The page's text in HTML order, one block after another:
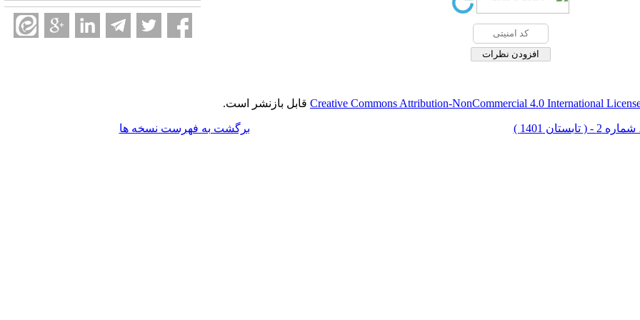
Creative Commons Attribution-NonCommercial 4.0 International قابل بازنشر است.
برگشت به فهرست نسخه ها